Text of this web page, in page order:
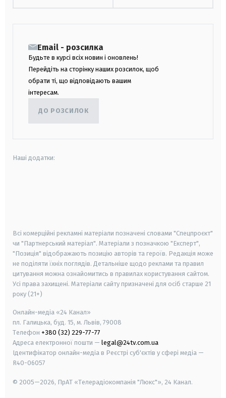
Email - розсилка
Будьте в курсі всіх новин і оновлень!
Перейдіть на сторінку наших розсилок, щоб
обрати ті, що відповідають вашим
інтересам.
ДО РОЗСИЛОК
Наші додатки:
Всі комерційні рекламні матеріали позначені словами "Спецпроєкт"
чи "Партнерський матеріал". Матеріали з позначкою "Експерт",
"Позиція" відображають позицію авторів та героїв. Редакція може
не поділяти їхніх поглядів. Детальніше щодо реклами та правил
цитування можна ознайомитись в правилах користування сайтом.
Усі права захищені. Матеріали сайту призначені для осіб старше 21
року (21+)
Онлайн-медіа «24 Канал»
пл. Галицька, буд. 15, м. Львів, 79008
Телефон +380 (32) 229-77-77
Адреса електронної пошти — legal@24tv.com.ua
Ідентифікатор онлайн-медіа в Реєстрі суб'єктів у сфері медіа —
R40-06057
© 2005—2026, ПрАТ «Телерадіокомпанія "Люкс"», 24 Канал.